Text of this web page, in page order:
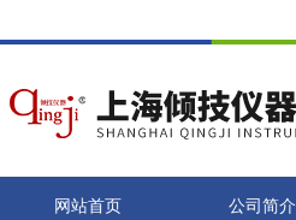
网站首页 公司简介